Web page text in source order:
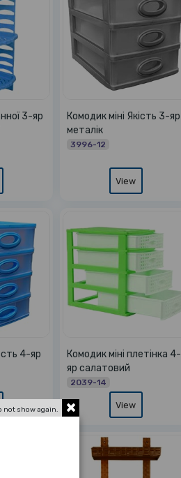
3-яр
Комодик міні Якість 3-яр
металік
3996-12
View
4-яр
Комодик міні плетінка 4-
яр салатовий
2039-14
View
not show again.